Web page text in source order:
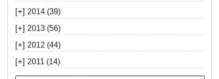
[+] 2014 (39)
[+] 2013 (56)
[+] 2012 (44)
[+] 2011 (14)